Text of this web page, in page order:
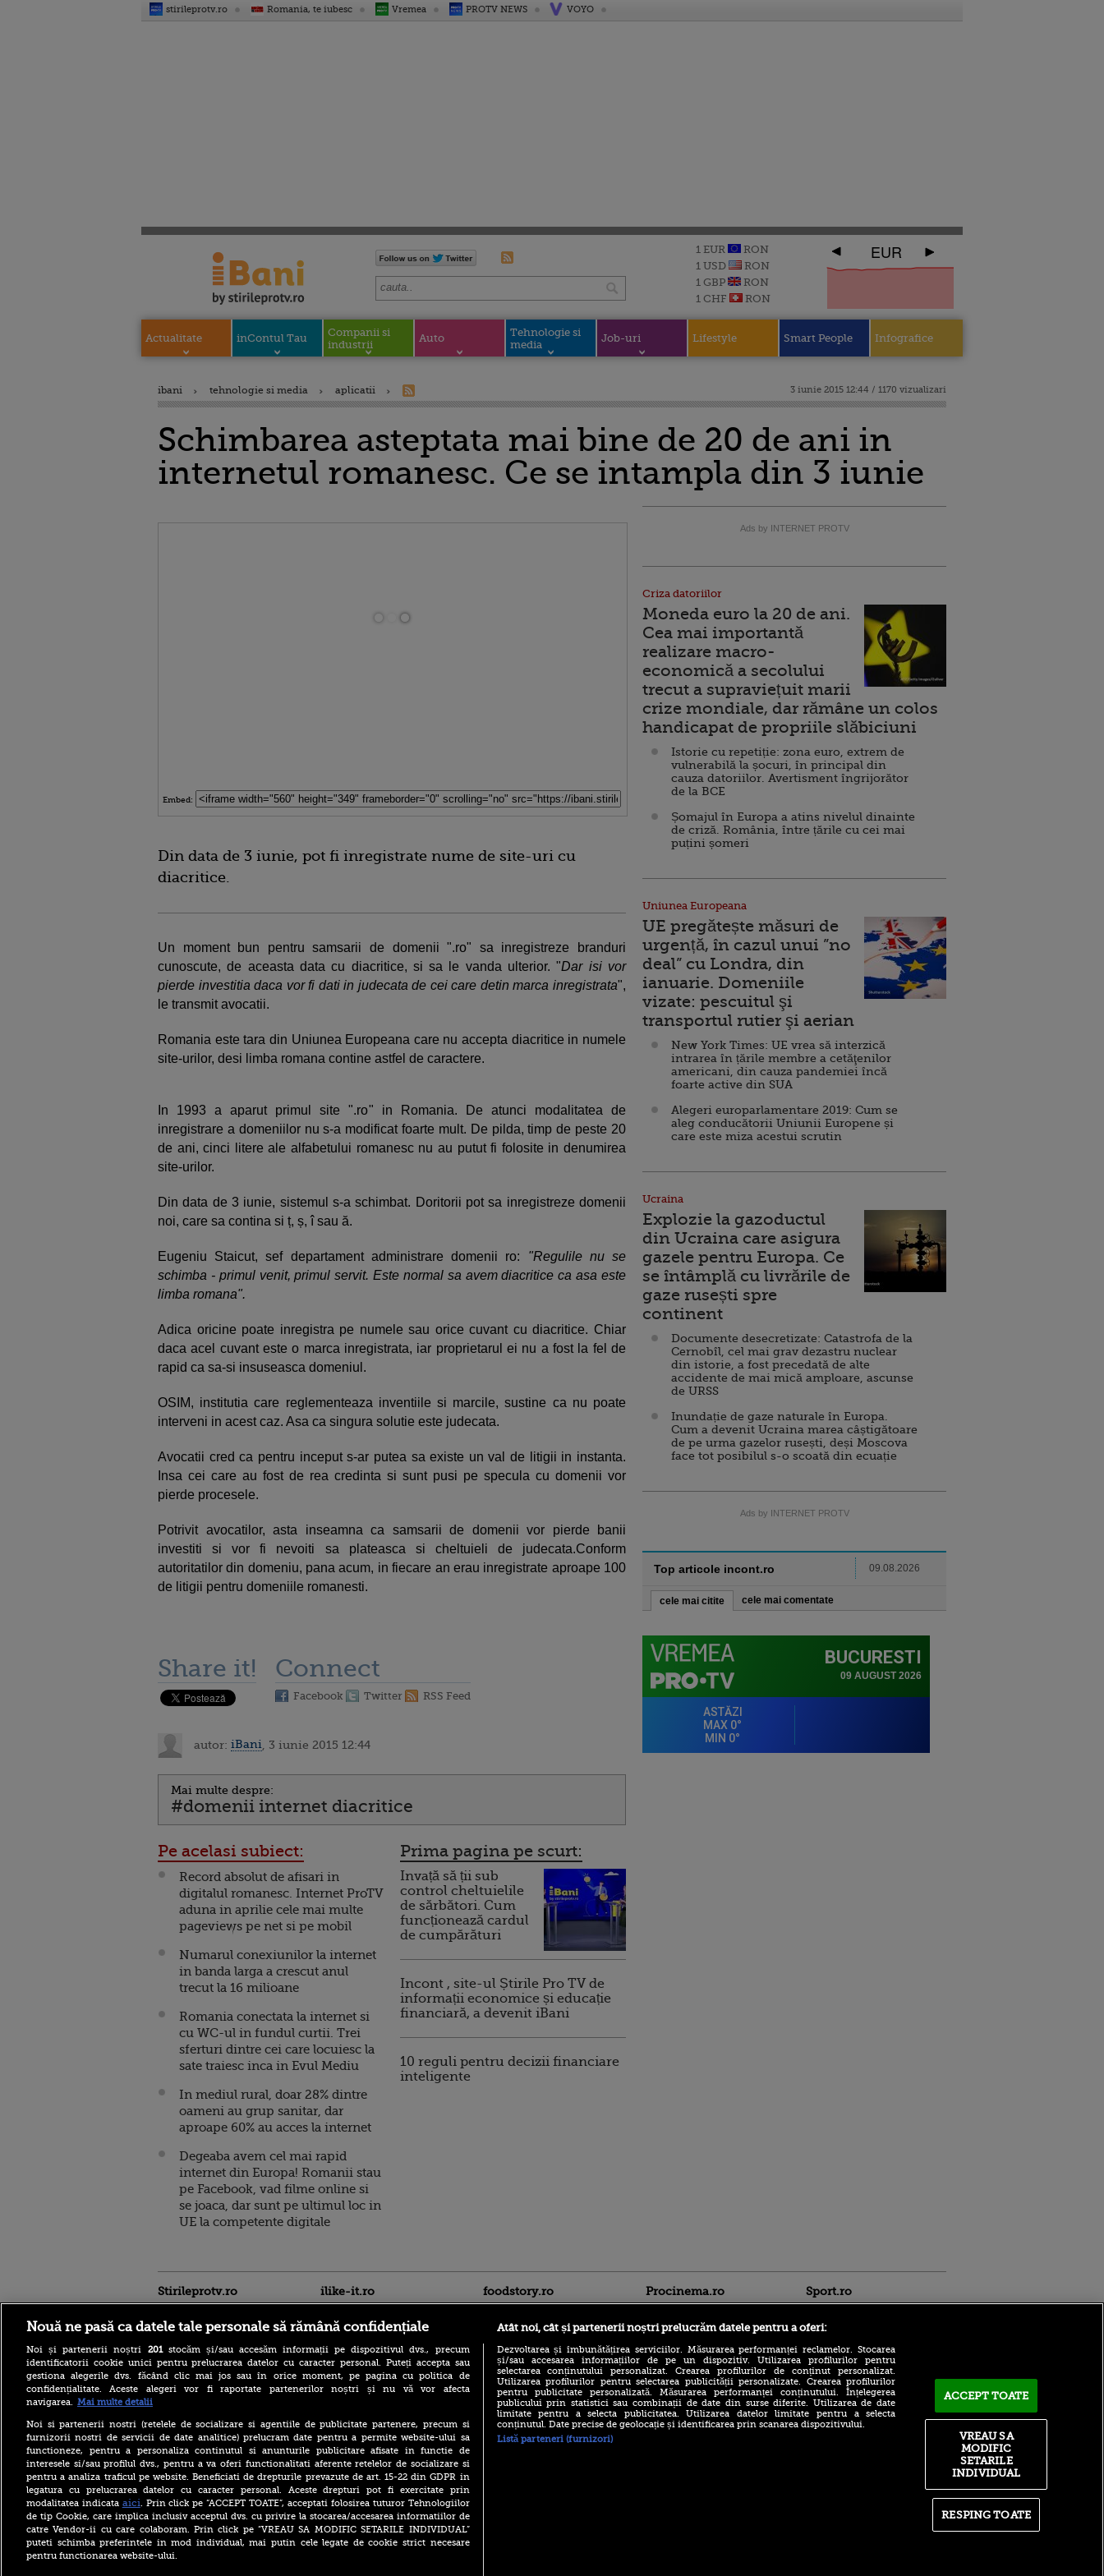
stirileprotv.ro Romania, te iubesc Vremea PROTV NEWS VOYO
1 EUR
RON
1 USD
RON
1 GBP
RON
1 CHF
RON
EUR
Actualitate inContul Tau
Companii si
industrii
Auto
Tehnologie si
media
Job-uri Lifestyle Smart People Infografice
ibani tehnologie si media aplicatii 3 iunie 2015 12:44 / 1170 vizualizari
Schimbarea asteptata mai bine de 20 de ani in
internetul romanesc. Ce se intampla din 3 iunie
Embed:
Din data de 3 iunie, pot fi inregistrate nume de site-uri cu
diacritice.
Un moment bun pentru samsarii de domenii ".ro" sa inregistreze branduri
cunoscute, de aceasta data cu diacritice, si sa le vanda ulterior. "Dar isi vor
pierde investitia daca vor fi dati in judecata de cei care detin marca inregistrata",
le transmit avocatii.
Romania este tara din Uniunea Europeana care nu accepta diacritice in numele
site-urilor, desi limba romana contine astfel de caractere.
In 1993 a aparut primul site ".ro" in Romania. De atunci modalitatea de
inregistrare a domeniilor nu s-a modificat foarte mult. De pilda, timp de peste 20
de ani, cinci litere ale alfabetului romanesc nu au putut fi folosite in denumirea
site-urilor.
Din data de 3 iunie, sistemul s-a schimbat. Doritorii pot sa inregistreze domenii
noi, care sa contina si ț, ș, î sau ă.
Eugeniu Staicut, sef departament administrare domenii ro: "Regulile nu se
schimba - primul venit, primul servit. Este normal sa avem diacritice ca asa este
limba romana".
Adica oricine poate inregistra pe numele sau orice cuvant cu diacritice. Chiar
daca acel cuvant este o marca inregistrata, iar proprietarul ei nu a fost la fel de
rapid ca sa-si insuseasca domeniul.
OSIM, institutia care reglementeaza inventiile si marcile, sustine ca nu poate
interveni in acest caz. Asa ca singura solutie este judecata.
Avocatii cred ca pentru inceput s-ar putea sa existe un val de litigii in instanta.
Insa cei care au fost de rea credinta si sunt pusi pe specula cu domenii vor
pierde procesele.
Potrivit avocatilor, asta inseamna ca samsarii de domenii vor pierde banii
investiti si vor fi nevoiti sa plateasca si cheltuieli de judecata.Conform
autoritatilor din domeniu, pana acum, in fiecare an erau inregistrate aproape 100
de litigii pentru domeniile romanesti.
Share it! Connect
Facebook Twitter RSS Feed
autor: iBani , 3 iunie 2015 12:44
Mai multe despre:
#domenii internet diacritice
Pe acelasi subiect:
Record absolut de afisari in
digitalul romanesc. Internet ProTV
aduna in aprilie cele mai multe
pageviews pe net si pe mobil
Numarul conexiunilor la internet
in banda larga a crescut anul
trecut la 16 milioane
Romania conectata la internet si
cu WC-ul in fundul curtii. Trei
sferturi dintre cei care locuiesc la
sate traiesc inca in Evul Mediu
In mediul rural, doar 28% dintre
oameni au grup sanitar, dar
aproape 60% au acces la internet
Degeaba avem cel mai rapid
internet din Europa! Romanii stau
pe Facebook, vad filme online si
se joaca, dar sunt pe ultimul loc in
UE la competente digitale
Prima pagina pe scurt:
Invață să ții sub
control cheltuielile
de sărbători. Cum
funcționează cardul
de cumpărături
Incont , site-ul Știrile Pro TV de
informații economice și educație
financiară, a devenit iBani
10 reguli pentru decizii financiare
inteligente
Ads by INTERNET PROTV
Criza datoriilor
Moneda euro la 20 de ani.
Cea mai importantă
realizare macro-
economică a secolului
trecut a supraviețuit marii
crize mondiale, dar rămâne un colos
handicapat de propriile slăbiciuni
Istorie cu repetiție: zona euro, extrem de
vulnerabilă la șocuri, în principal din
cauza datoriilor. Avertisment îngrijorător
de la BCE
Șomajul în Europa a atins nivelul dinainte
de criză. România, între țările cu cei mai
puțini șomeri
Uniunea Europeana
UE pregătește măsuri de
urgență, în cazul unui ”no
deal” cu Londra, din
ianuarie. Domeniile
vizate: pescuitul şi
transportul rutier şi aerian
New York Times: UE vrea să interzică
intrarea în țările membre a cetăţenilor
americani, din cauza pandemiei încă
foarte active din SUA
Alegeri europarlamentare 2019: Cum se
aleg conducătorii Uniunii Europene și
care este miza acestui scrutin
Ucraina
Explozie la gazoductul
din Ucraina care asigura
gazele pentru Europa. Ce
se întâmplă cu livrările de
gaze rusești spre
continent
Documente desecretizate: Catastrofa de la
Cernobîl, cel mai grav dezastru nuclear
din istorie, a fost precedată de alte
accidente de mai mică amploare, ascunse
de URSS
Inundație de gaze naturale în Europa.
Cum a devenit Ucraina marea câștigătoare
de pe urma gazelor rusești, deși Moscova
face tot posibilul s-o scoată din ecuație
Ads by INTERNET PROTV
Top articole incont.ro 09.08.2026
cele mai citite cele mai comentate
Stirileprotv.ro
Care este mâncarea
preferată a lui Florin
Dumitrescu. Juratul
MastrerChef a vorbit despre
începuturile în bucătărie
Horoscop 9 august 2026, cu
Neti Sandu. Încep să vină
bani în cont
Elon Musk a refuzat accesul
Ucrainei la Starlink pentru
ilike-it.ro foodstory.ro
(P) Descoperă Lumea
Evenimentelor din România
cu Transilvania Events!
Procinema.ro
Nikolaj Coster-Waldau din
Urzeala Tronurilor și
Sport.ro
Bogdan Lobonț și Cristi
Pulhac, invitații lui Andru
Nenciu la Matinal, ACUM,
pe VOYO SPORT 1
Fotbalistul de 100.000.000 de
Nouă ne pasă ca datele tale personale să rămână confidențiale
Noi și partenerii noștri 201stocăm și/sau accesăm informații pe dispozitivul dvs., precum
identificatorii cookie unici pentru prelucrarea datelor cu caracter personal. Puteți accepta sau
gestiona alegerile dvs. făcând clic mai jos sau în orice moment, pe pagina cu politica de
confidențialitate. Aceste alegeri vor fi raportate partenerilor noștri și nu vă vor afecta
navigarea. Mai multe detalii
Noi si partenerii nostri (retelele de socializare si agentiile de publicitate partenere, precum si
furnizorii nostri de servicii de date analitice) prelucram date pentru a permite website-ului sa
functioneze, pentru a personaliza continutul si anunturile publicitare afisate in functie de
interesele si/sau profilul dvs., pentru a va oferi functionalitati aferente retelelor de socializare si
pentru a analiza traficul pe website. Beneficiati de drepturile prevazute de art. 15-22 din GDPR in
legatura cu prelucrarea datelor cu caracter personal. Aceste drepturi pot fi exercitate prin
modalitatea indicata aici. Prin click pe “ACCEPT TOATE”, acceptati folosirea tuturor Tehnologiilor
de tip Cookie, care implica inclusiv acceptul dvs. cu privire la stocarea/accesarea informatiilor de
catre Vendor-ii cu care colaboram. Prin click pe “VREAU SA MODIFIC SETARILE INDIVIDUAL”
puteti schimba preferintele in mod individual, mai putin cele legate de cookie strict necesare
pentru functionarea website-ului.
Atât noi, cât și partenerii noștri prelucrăm datele pentru a oferi:
Dezvoltarea și îmbunătățirea serviciilor. Măsurarea performanței reclamelor. Stocarea
și/sau accesarea informațiilor de pe un dispozitiv. Utilizarea profilurilor pentru
selectarea conținutului personalizat. Crearea profilurilor de conținut personalizat.
Utilizarea profilurilor pentru selectarea publicității personalizate. Crearea profilurilor
pentru publicitate personalizată. Măsurarea performanței conținutului. Înțelegerea
publicului prin statistici sau combinații de date din surse diferite. Utilizarea de date
limitate pentru a selecta publicitatea. Utilizarea datelor limitate pentru a selecta
conținutul. Date precise de geolocație și identificarea prin scanarea dispozitivului.
Listă parteneri (furnizori)
ACCEPT TOATE
RESPING TOATE
VREAU SA
MODIFIC
SETARILE
INDIVIDUAL